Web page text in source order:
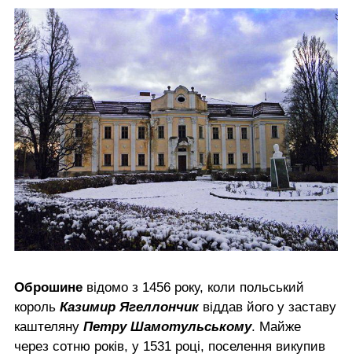
Оброшине відомо з 1456 року, коли польський
король Казимир Ягеллончик віддав його у заставу
каштеляну Петру Шамотульському. Майже
через сотню років, у 1531 році, поселення викупив